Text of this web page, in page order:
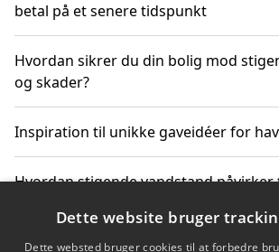
betal på et senere tidspunkt
Hvordan sikrer du din bolig mod
og skader?
Inspiration til unikke gaveidéer for
Hvordan stigende vandstand påvirker
Dette website bruger
Dette websted bruger cookies til at forbedre